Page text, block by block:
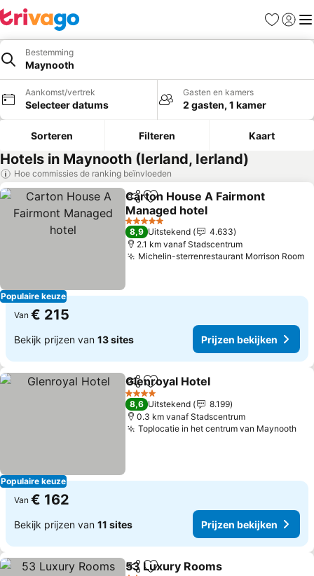
Favorieten
Bestemming
Maynooth
Aankomst/vertrek
Selecteer datums
Gasten en kamers
2 gasten, 1 kamer
Sorteren Filteren Kaart
Hotels in Maynooth (Ierland, Ierland)
Hoe commissies de ranking beïnvloeden
Populaire keuze
DelenToevoegen aan favorieten
Carton House A Fairmont
Managed hotel
Prijzen bekijken
5 Sterren
8,9 Uitstekend
4.633
2.1 km vanaf Stadscentrum
Michelin-sterrenrestaurant Morrison Room
Van € 215
Bekijk prijzen van 13 sites Prijzen bekijken
Populaire keuze
DelenToevoegen aan favorieten
Glenroyal Hotel
4 Sterren
8,6 Uitstekend
8.199
0.3 km vanaf Stadscentrum
Toplocatie in het centrum van Maynooth
Van € 162
Bekijk prijzen van 11 sites Prijzen bekijken
Delen
53 Luxury Rooms